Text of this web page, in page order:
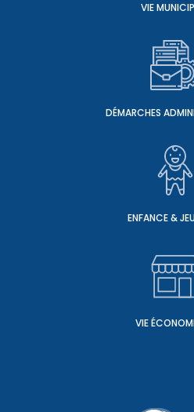
VIE
DÉMARCHES
ENFANCE &
VIE